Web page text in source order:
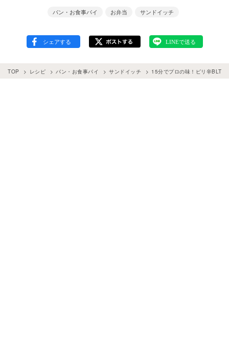
パン・お食事パイ お弁当 サンドイッチ
TOP レシピ パン・お食事パイ サンドイッチ 15分でプロの味！ピリ辛BLT